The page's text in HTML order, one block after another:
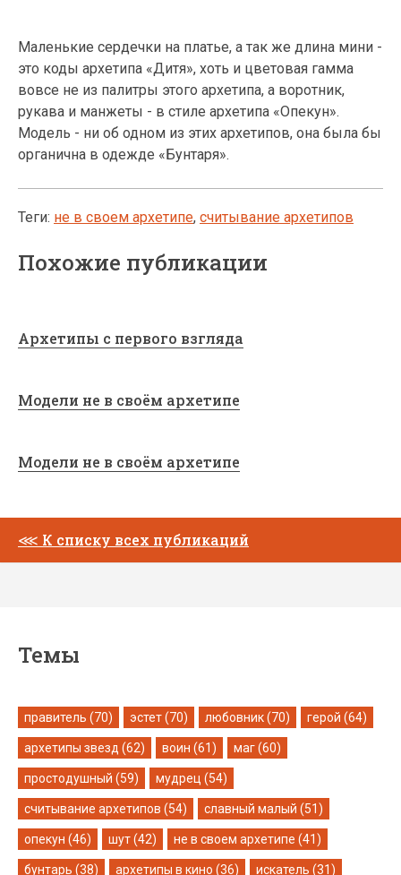
Маленькие сердечки на платье, а так же длина мини -
это коды архетипа «Дитя», хоть и цветовая гамма
вовсе не из палитры этого архетипа, а воротник,
рукава и манжеты - в стиле архетипа «Опекун».
Модель - ни об одном из этих архетипов, она была бы
органична в одежде «Бунтаря».
Теги: не в своем архетипе, считывание архетипов
Похожие публикации
Архетипы с первого взгляда
Модели не в своём архетипе
Модели не в своём архетипе
⋘ К списку всех публикаций
Темы
правитель (70) эстет (70) любовник (70) герой (64)
архетипы звезд (62) воин (61) маг (60)
простодушный (59) мудрец (54)
считывание архетипов (54) славный малый (51)
опекун (46) шут (42) не в своем архетипе (41)
бунтарь (38) архетипы в кино (36) искатель (31)